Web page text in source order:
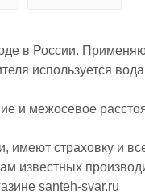
в России.
используется
и межосевое
имеют страховку и
известных
santeh-svar.ru